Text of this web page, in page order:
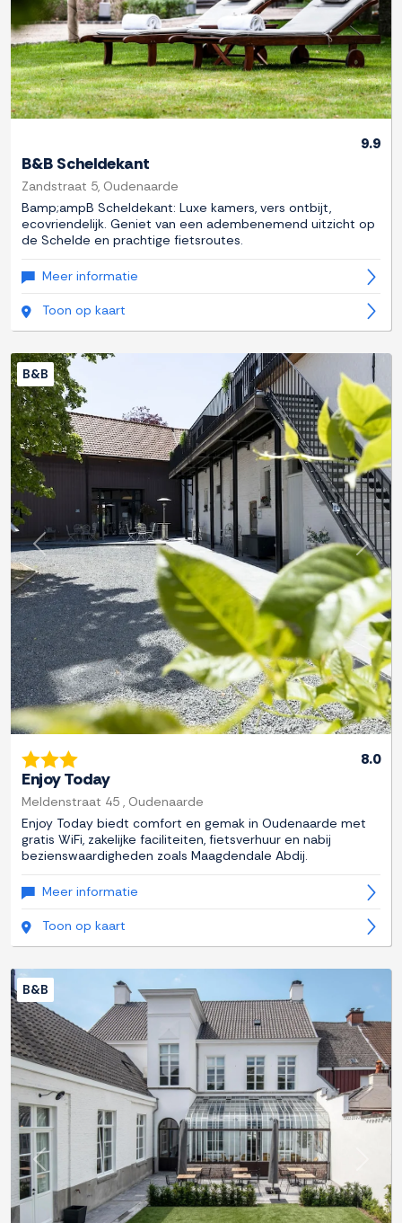
9.9
B&B Scheldekant
Zandstraat 5, Oudenaarde
Bamp;ampB Scheldekant: Luxe kamers, vers ontbijt,
ecovriendelijk. Geniet van een adembenemend uitzicht op
de Schelde en prachtige fietsroutes.
Meer informatie
Toon op kaart
Previous Next
B&B
8.0
Enjoy Today
Meldenstraat 45 , Oudenaarde
Enjoy Today biedt comfort en gemak in Oudenaarde met
gratis WiFi, zakelijke faciliteiten, fietsverhuur en nabij
bezienswaardigheden zoals Maagdendale Abdij.
Meer informatie
Toon op kaart
Previous
B&B